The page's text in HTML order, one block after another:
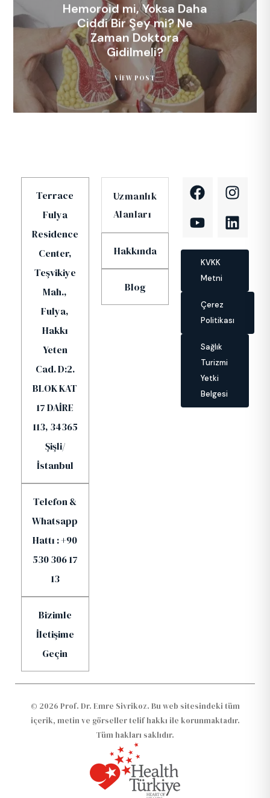
Hemoroid mi, Yoksa Daha
Ciddi Bir Şey mi? Ne
Zaman Doktora
Gidilmeli?
VIEW POST
Terrace
Fulya
Residence
Center,
Teşvikiye
Mah.,
Fulya,
Hakkı
Yeten
Cad. D:2.
BLOK KAT
17 DAİRE
113, 34365
Şişli/
İstanbul
Telefon &
Whatsapp
Hattı : +90
530 306 17
13
Bizimle
İletişime
Geçin
Uzmanlık
Alanları
Hakkında
Blog
KVKK
Metni
Çerez
Politikası
Sağlık
Turizmi
Yetki
Belgesi
© 2026 Prof. Dr. Emre Sivrikoz. Bu web sitesindeki tüm
içerik, metin ve görseller telif hakkı ile korunmaktadır.
Tüm hakları saklıdır.